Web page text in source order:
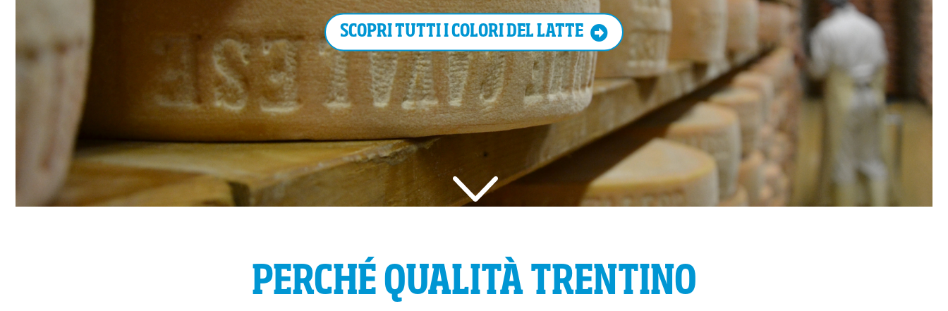
Formaggi
Trote e salmerini
Birra
Prodotti da frutto
Erbe aromatiche ed
officinali
Aceto
Federazione Allevatori
Fratelli Corrà
Gocce d'Oro
Latte Trento
Lucia Maria Melchiori
Macelleria Sighel
Pinè Salumi
Salumificio Bomè
Salumificio di Casa Largher
Salumificio Frachetti
Salumificio Parisi
Salumificio Val Rendena
Sicherhof
SCOPRI TUTTI I COLORI DEL LATTE
PERCHÉ QUALITÀ TRENTINO